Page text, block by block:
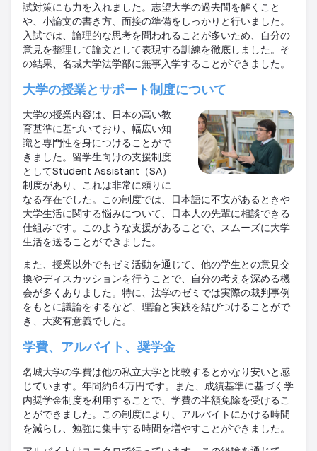
試対策にも力を入れました。志望大学の過去問を解くこと
や、小論文の書き方、面接の準備をしっかりと行いました。
入試では、論理的な思考を問われることが多いため、自分の
意見を整理して論文として表現する訓練を徹底しました。そ
の結果、名城大学法学部に無事入学することができました。
大学の授業とサポート制度について
大学の授業内容は、日本の高い教
育基準に基づいており、幅広い知
識と専門性を身につけることがで
きました。留学生向けの支援制度
としてStudent Assistant （SA）
制度があり、これは非常に頼りに
なる存在でした。この制度では、日本語に不安があるときや
大学生活に関する悩みについて、日本人の先輩に相談できる
仕組みです。このような支援があることで、スムーズに大学
生活を送ることができました。
また、授業以外でもゼミ活動を通じて、他の学生との意見交
換やディスカッションを行うことで、自分の考えを深める機
会が多くありました。特に、法学のゼミでは実際の裁判事例
をもとに議論をするなど、理論と実践を結びつけることがで
き、大変有意義でした。
学費、アルバイト、奨学金
名城大学の学費は他の私立大学と比較するとかなり安いと感
じています。年間約64万円です。また、成績基準に基づく学
内奨学金制度を利用することで、学費の半額免除を受けるこ
とができました。この制度により、アルバイトにかける時間
を減らし、勉強に集中する時間を増やすことができました。